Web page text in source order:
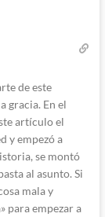
de este
gracia. En el
artículo el
y empezó a
se montó
al asunto. Si
mala y
para empezar a